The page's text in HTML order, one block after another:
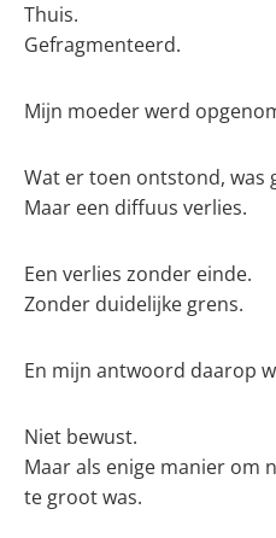
Thuis.
Gefragmenteerd.
Mijn moeder werd
Wat er toen ontstond, was
Maar een diffuus verlies.
Een verlies zonder einde.
Zonder duidelijke grens.
En mijn antwoord daarop
Niet bewust.
Maar als enige manier om
te groot was.